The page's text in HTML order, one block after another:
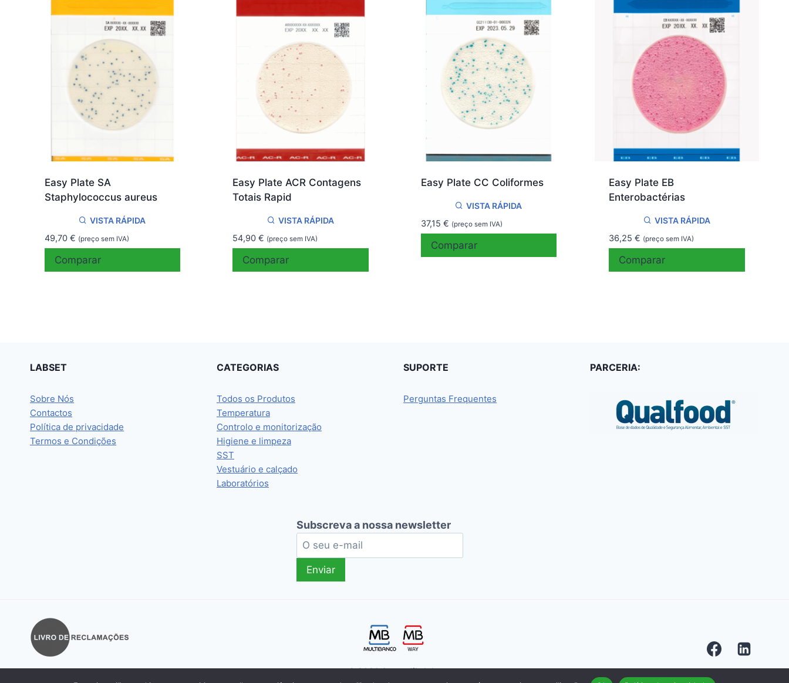
Easy Plate SA
Staphylococcus aureus
VISTA RÁPIDA
49,70 € (preço sem IVA)
Comparar
Easy Plate ACR Contagens
Totais Rapid
VISTA RÁPIDA
54,90 € (preço sem IVA)
Comparar
Easy Plate CC Coliformes
VISTA RÁPIDA
37,15 € (preço sem IVA)
Comparar
Easy Plate EB
Enterobactérias
VISTA RÁPIDA
36,25 € (preço sem IVA)
Comparar
LABSET
Sobre Nós
Contactos
Política de privacidade
Termos e Condições
CATEGORIAS
Todos os Produtos
Temperatura
Controlo e monitorização
Higiene e limpeza
SST
Vestuário e calçado
Laboratórios
SUPORTE
Perguntas Frequentes
PARCERIA:
Subscreva a nossa newsletter
© 2026 Getonclik, Lda.